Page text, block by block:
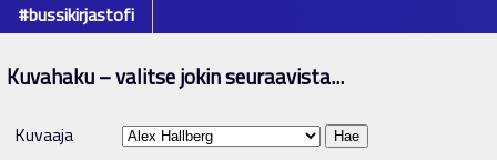
#bussikirjastofi
Kuvahaku – valitse jokin seuraavista...
Kuvaaja